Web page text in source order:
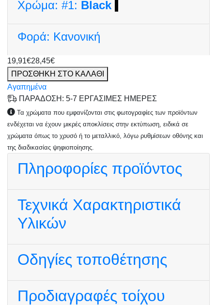
Χρώμα: #1: Black
Φορά: Κανονική
19,91€28,45€
ΠΡΟΣΘΗΚΗ ΣΤΟ ΚΑΛΑΘΙ
Αγαπημένα
ΠΑΡΑΔΟΣΗ: 5-7 ΕΡΓΑΣΙΜΕΣ ΗΜΕΡΕΣ
Τα χρώματα που εμφανίζονται στις φωτογραφίες των προϊόντων
ενδέχεται να έχουν μικρές αποκλίσεις στην εκτύπωση, ειδικά σε
χρώματα όπως το χρυσό ή το μεταλλικό, λόγω ρυθμίσεων οθόνης και
της διαδικασίας ψηφιοποίησης.
Πληροφορίες προϊόντος
Τεχνικά Χαρακτηριστικά
Υλικών
Οδηγίες τοποθέτησης
Προδιαγραφές τοίχου